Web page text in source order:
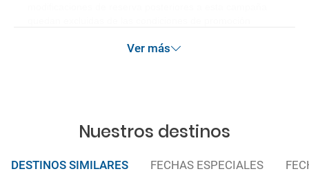
Ver más
Nuestros destinos
DESTINOS SIMILARES FECHAS ESPECIALES